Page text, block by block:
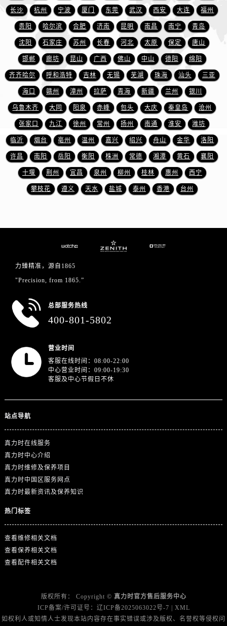
安徽省铜陵市铜官区石城大道真力时售后服务中心（需提前预约）
安徽省芜湖市镜湖区中山路步行街真力时售后服务中心（需提前预约）
安徽省宣城市宣州区叠嶂西路真力时售后服务中心（需提前预约）
福建省龙岩市新罗区九一南路真力时售后服务中心（需提前预约）
福建省南平市建阳区人民西路真力时售后服务中心（需提前预约）
福建省宁德市蕉城区天湖东路真力时售后服务中心（需提前预约）
福建省莆田市城厢区霞林街道荔华东大道真力时售后服务中心（需提前预约）
福建省三明市三元区东乾二路真力时售后服务中心（需提前预约）
福建省漳州市龙文区步港路真力时售后服务中心（需提前预约）
江苏省常州市新北区龙锦路1590号现代传媒中心5号楼10层1008室真力时售后服务中心（需提前预约）
江苏省淮安市清江浦区淮海北路真力时售后服务中心（需提前预约）
江苏省连云港市海州区通灌北路真力时售后服务中心（需提前预约）
江苏省南京市秦淮区中山南路1号南京中心22层22-C1-C3室真力时售后服务中心（需提前预约）
江西省宜春市袁州区中山中路真力时售后服务中心（需提前预约）
山东省德州市德城区东风中路真力时售后服务中心（需提前预约）
上海市徐汇区虹桥路3号港汇中心2座37层3705室真力时售后服务中心（需提前预约）
长沙 杭州 宁波 厦门 东莞 武汉 西安 大连 福州
贵阳 哈尔滨 合肥 济南 昆明 南昌 南宁 青岛
沈阳 石家庄 苏州 长春 河北 太原 保定 唐山
邯郸 廊坊 昆山 广西 佛山 中山 德阳 绵阳
齐齐哈尔 呼和浩特 吉林 无锡 芜湖 珠海 汕头 三亚
海口 赣州 漳州 拉萨 青海 新疆 兰州 银川
乌鲁木齐 大同 阳泉 赤峰 包头 大庆 秦皇岛 沧州
张家口 九江 徐州 常州 扬州 南通 淮安 潍坊
临沂 烟台 亳州 温州 嘉兴 绍兴 舟山 金华 洛阳
许昌 南阳 岳阳 衡阳 株洲 常德 湘潭 黄石 襄阳
十堰 荆州 宜昌 泉州 柳州 桂林 惠州 西宁
攀枝花 遵义 天水 盐城 泰州 香港 台州
力臻精准，源自1865
"Precision, from 1865.”
总部服务热线
400-801-5802
营业时间
客服在线时间：08:00-22:00
中心营业时间：09:00-19:30
客服及中心节假日不休
站点导航
真力时在线服务
真力时中心介绍
真力时维修及保养项目
真力时中国区服务网点
真力时最新资讯及保养知识
热门标签
查看维修相关文档
查看保养相关文档
查看配件相关文档
版权所有： Copyright © 真力时官方售后服务中心
ICP备案/许可证号： 辽ICP备2025063022号-7
XML
如权利人或知情人士发现本站内容存在事实错误或涉及版权、名誉权等侵权问